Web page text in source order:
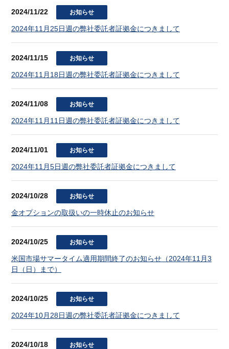
2024/11/22 お知らせ
2024年11月25日週の弊社委託者証拠金につきまして
2024/11/15 お知らせ
2024年11月18日週の弊社委託者証拠金につきまして
2024/11/08 お知らせ
2024年11月11日週の弊社委託者証拠金につきまして
2024/11/01 お知らせ
2024年11月5日週の弊社委託者証拠金につきまして
2024/10/28 お知らせ
金オプションの取扱いの一時休止のお知らせ
2024/10/25 お知らせ
米国市場サマータイム適用期間終了のお知らせ（2024年11月3
日（日）まで）
2024/10/25 お知らせ
2024年10月28日週の弊社委託者証拠金につきまして
2024/10/18 お知らせ